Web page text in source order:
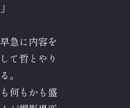
急に内容を
て哲とやり
。
何もかも盛